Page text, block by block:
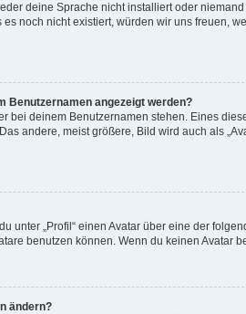
deine Sprache nicht installiert oder
noch nicht existiert, würden wir uns freuen,
Benutzernamen angezeigt werden?
bei deinem Benutzernamen stehen. Eines
andere, meist größere, Bild wird auch als
unter „Profil“ einen Avatar über eine der
benutzen können. Wenn du keinen Avatar
ändern?